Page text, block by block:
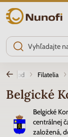
Nunofi.sk
Úvod Filatelia
Belgické
Belgické
centrálnej
založená,